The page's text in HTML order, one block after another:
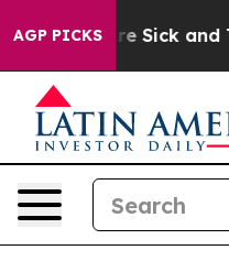
AGP PICKS
Are Sick and Tired